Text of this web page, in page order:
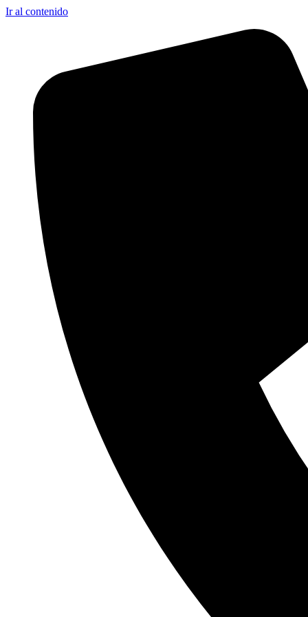
Ir al contenido